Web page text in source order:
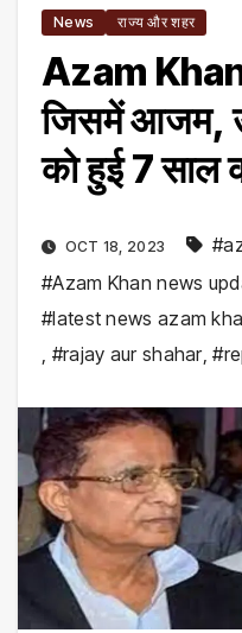
News राज्य और शहर
Azam
जिसमें आजम,
को हुई 7 साल
OCT 18, 2023
#Azam Khan news
#latest news azam
#rajay aur shahar,